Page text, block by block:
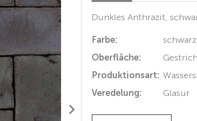
Dunkles Anthrazit,
Farbe:
schwarz
Oberfläche:
Produktionsart:
Veredelung:
Glasur